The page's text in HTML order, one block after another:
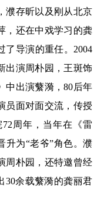
濮存昕以及刚从北京
，还在中戏学习的龚
了导演的重任。2004
出演周朴园，王斑饰
中出演蘩漪，80后年
员面对面交流，传授
周年，当年在《雷
升为“老爷”角色。濮
周朴园，还特邀曾经
30余载蘩漪的龚丽君